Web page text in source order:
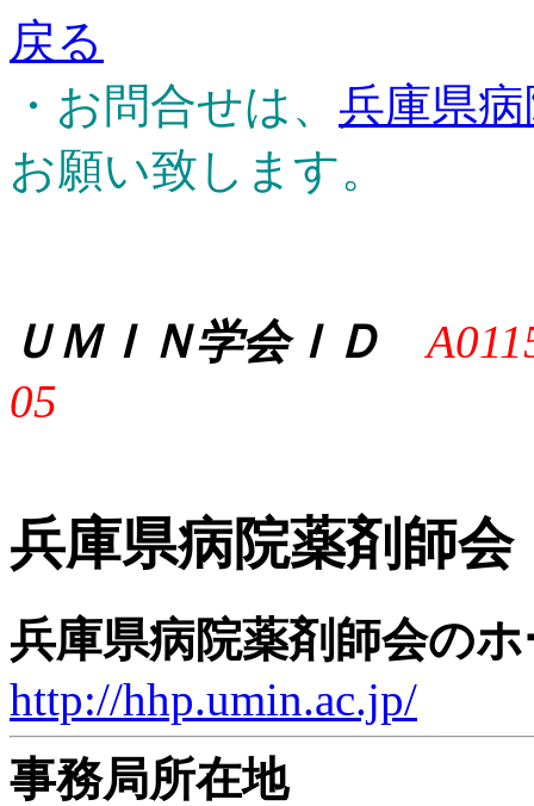
戻る
・お問合せは、 兵庫県
お願い致します。
ＵＭＩＮ学会ＩＤ
05
兵庫県病院薬剤師会
兵庫県病院薬剤師会の
http://hhp.umin.ac.jp/
事務局所在地